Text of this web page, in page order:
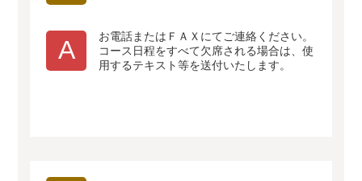
A
お電話またはＦＡＸにてご連絡ください。
コース日程をすべて欠席される場合は、使
用するテキスト等を送付いたします。